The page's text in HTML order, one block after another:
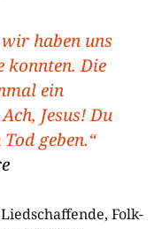
haben uns
konnten. Die
ein
Jesus! Du
geben.“
Folk-